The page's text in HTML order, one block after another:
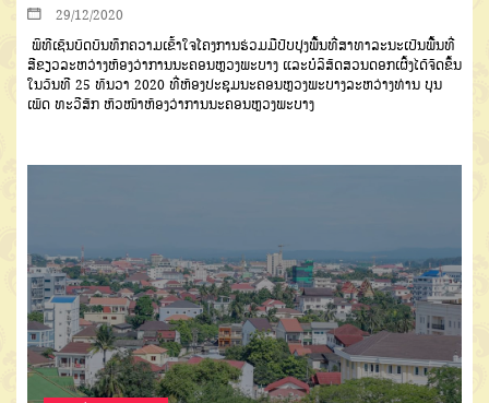
29/12/2020
ພິທີເຊັນບົດບັນທຶກຄວາມເຂົ້າໃຈໂຄງການຮ່ວມມືປັບປຸງພື້ນທີ່ສາທາລະນະເປັນພື້ນທີ່
ສີຂຽວລະຫວ່າງຫ້ອງວ່າການນະຄອນຫຼວງພະບາງ ແລະບໍລິສັດສວນດອກເຜິ້ງໄດ້ຈັດຂຶ້ນ
ໃນວັນທີ 25 ທັນວາ 2020 ທີ່ຫ້ອງປະຊຸມນະຄອນຫຼວງພະບາງລະຫວ່າງທ່ານ ບຸນ
ເພັດ ທະວີສັກ ຫົວໜ້າຫ້ອງວ່າການນະຄອນຫຼວງພະບາງ